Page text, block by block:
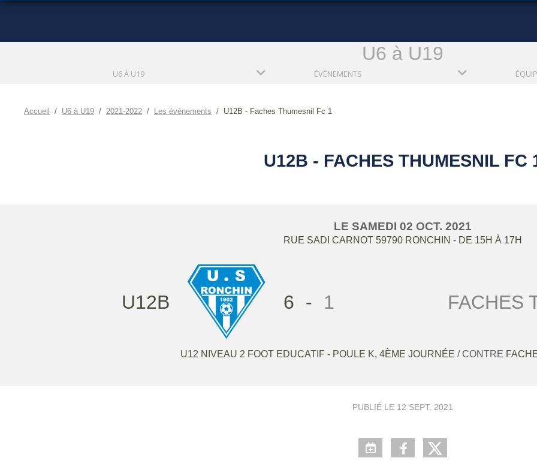
U6 à U19
U6 À U19 ÉVÈNEMENTS
Accueil U6 à U19 2021-2022 Les évènements U12B - Faches Thumesnil Fc 1
U12B - FACHES THUMESNIL FC
LE SAMEDI 02 OCT. 2021
RUE SADI CARNOT 59790 RONCHIN - DE 15H À 17H
U12B 6 - 1 FACHES
U12 NIVEAU 2 FOOT EDUCATIF - POULE K, 4ÈME JOURNÉE / CONTRE
PUBLIÉ LE 12 SEPT. 2021